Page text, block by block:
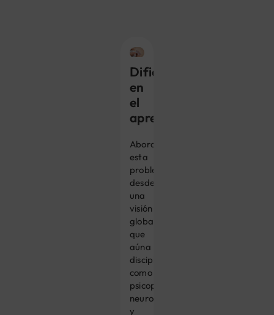
Dificultad
en
el
aprendizaje
Abordamos
esta
problemática
desde
una
visión
global
que
aúna
disciplinas
como
psicopedagogía,
neuropsicología
y